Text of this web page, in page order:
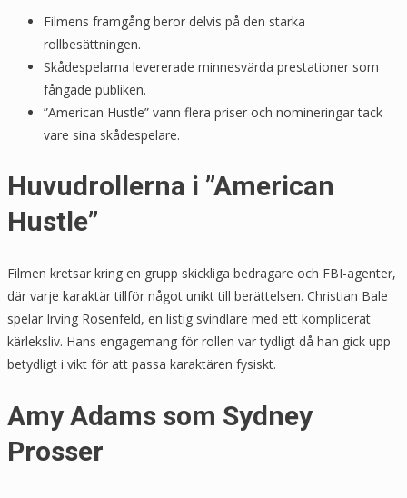
Filmens framgång beror delvis på den starka
rollbesättningen.
Skådespelarna levererade minnesvärda prestationer som
fångade publiken.
”American Hustle” vann flera priser och nomineringar tack
vare sina skådespelare.
Huvudrollerna i ”American
Hustle”
Filmen kretsar kring en grupp skickliga bedragare och FBI-agenter,
där varje karaktär tillför något unikt till berättelsen. Christian Bale
spelar Irving Rosenfeld, en listig svindlare med ett komplicerat
kärleksliv. Hans engagemang för rollen var tydligt då han gick upp
betydligt i vikt för att passa karaktären fysiskt.
Amy Adams som Sydney
Prosser